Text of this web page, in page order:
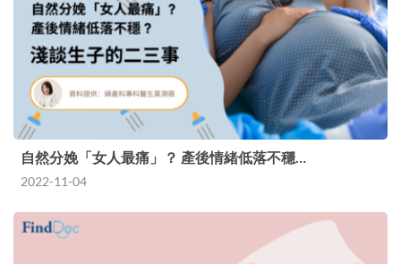
自然分娩「女人最痛」？ 產後情緒低落不穩…
2022-11-04